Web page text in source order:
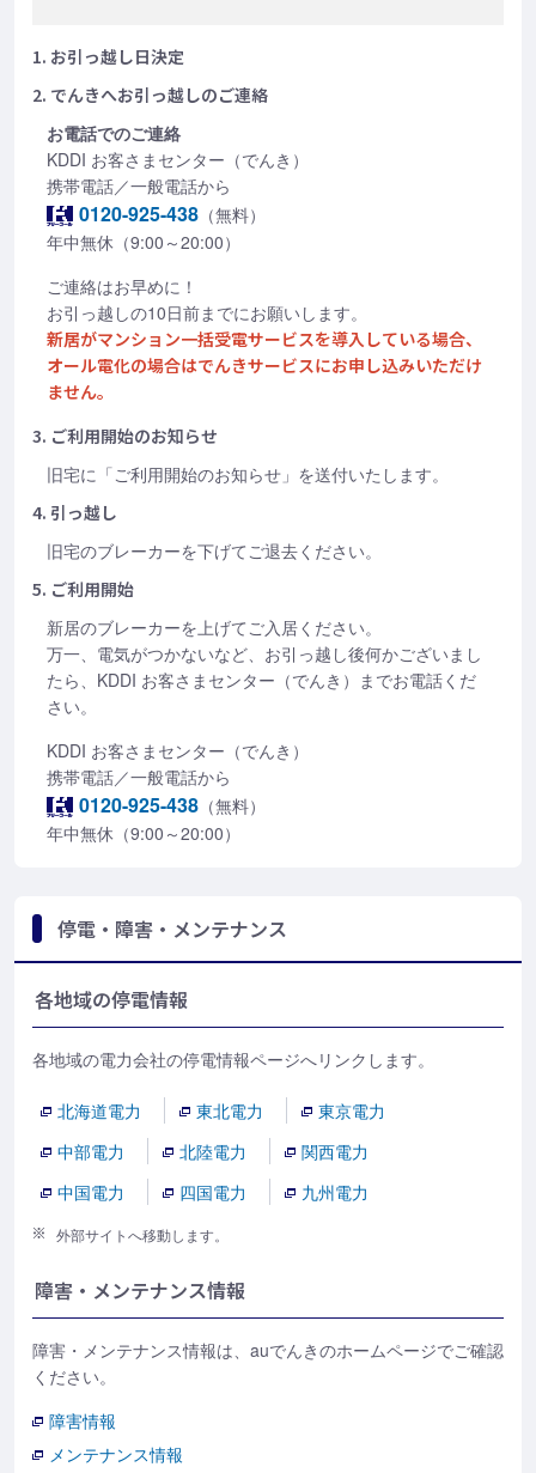
1. お引っ越し日決定
2. でんきへお引っ越しのご連絡
お電話でのご連絡
KDDI お客さまセンター（でんき）
携帯電話／一般電話から
0120-925-438 （無料）
年中無休（9:00～20:00）
ご連絡はお早めに！
お引っ越しの10日前までにお願いします。
新居がマンション一括受電サービスを導入している場合、
オール電化の場合はでんきサービスにお申し込みいただけ
ません。
3. ご利用開始のお知らせ
旧宅に「ご利用開始のお知らせ」を送付いたします。
4. 引っ越し
旧宅のブレーカーを下げてご退去ください。
5. ご利用開始
新居のブレーカーを上げてご入居ください。
万一、電気がつかないなど、お引っ越し後何かございまし
たら、KDDI お客さまセンター（でんき）までお電話くだ
さい。
KDDI お客さまセンター（でんき）
携帯電話／一般電話から
0120-925-438 （無料）
年中無休（9:00～20:00）
停電・障害・メンテナンス
各地域の停電情報
各地域の電力会社の停電情報ページへリンクします。
北海道電力 東北電力
東京電力
中部電力
北陸電力
関西電力
中国電力
四国電力 九州電力
外部サイトへ移動します。
障害・メンテナンス情報
障害・メンテナンス情報は、auでんきのホームページでご確認
ください。
障害情報
メンテナンス情報